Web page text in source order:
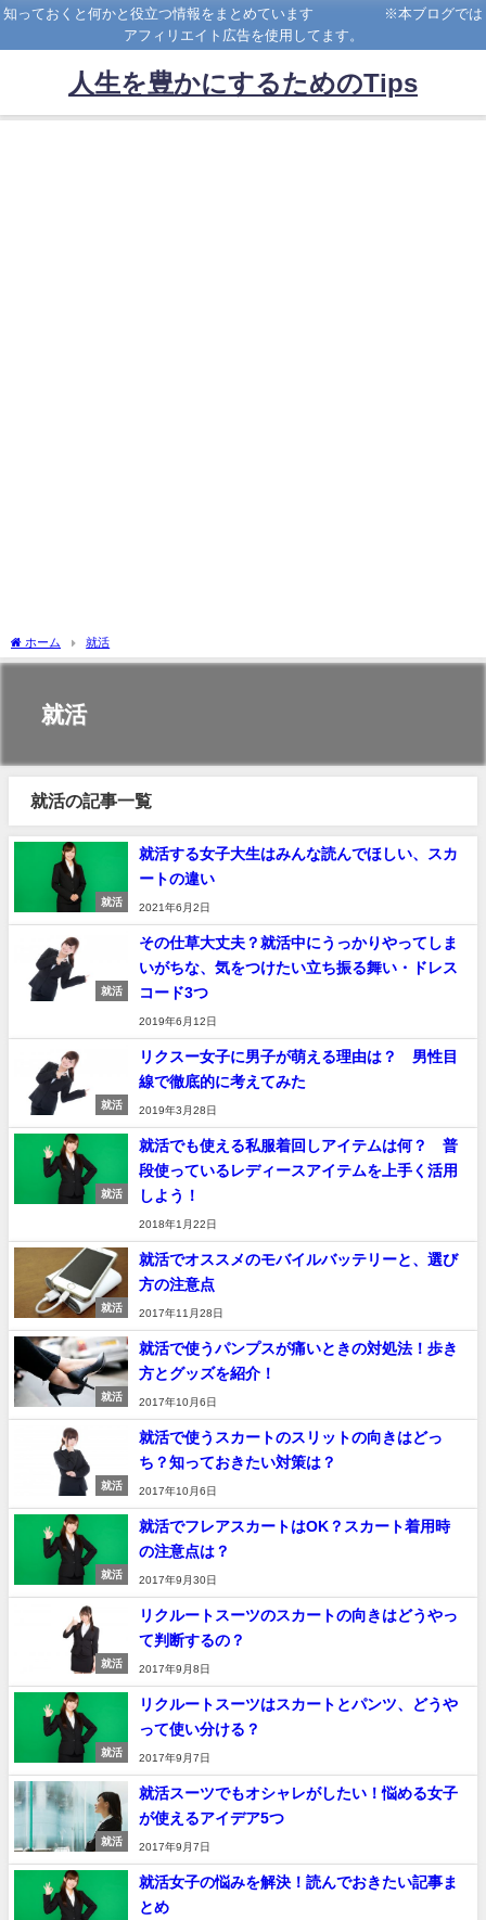
知っておくと何かと役立つ情報をまとめています ※本ブログでは
アフィリエイト広告を使用してます。
人生を豊かにするためのTips
ホーム 就活
就活
就活の記事一覧
就活
就活する女子大生はみんな読んでほしい、スカ
ートの違い
2021年6月2日
就活
その仕草大丈夫？就活中にうっかりやってしま
いがちな、気をつけたい立ち振る舞い・ドレス
コード3つ
2019年6月12日
就活
リクスー女子に男子が萌える理由は？ 男性目
線で徹底的に考えてみた
2019年3月28日
就活
就活でも使える私服着回しアイテムは何？ 普
段使っているレディースアイテムを上手く活用
しよう！
2018年1月22日
就活
就活でオススメのモバイルバッテリーと、選び
方の注意点
2017年11月28日
就活
就活で使うパンプスが痛いときの対処法！歩き
方とグッズを紹介！
2017年10月6日
就活
就活で使うスカートのスリットの向きはどっ
ち？知っておきたい対策は？
2017年10月6日
就活
就活でフレアスカートはOK？スカート着用時
の注意点は？
2017年9月30日
就活
リクルートスーツのスカートの向きはどうやっ
て判断するの？
2017年9月8日
就活
リクルートスーツはスカートとパンツ、どうや
って使い分ける？
2017年9月7日
就活
就活スーツでもオシャレがしたい！悩める女子
が使えるアイデア5つ
2017年9月7日
就活女子の悩みを解決！読んでおきたい記事ま
とめ